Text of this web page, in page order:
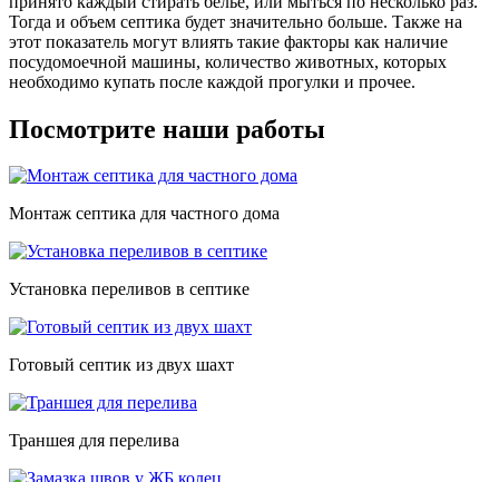
Тогда и объем септика будет значительно больше. Также на
этот показатель могут влиять такие факторы как наличие
посудомоечной машины, количество животных, которых
необходимо купать после каждой прогулки и прочее.
Посмотрите наши работы
Монтаж септика для частного дома
Установка переливов в септике
Готовый септик из двух шахт
Траншея для перелива